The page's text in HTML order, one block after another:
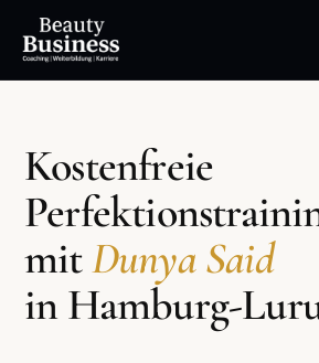
Kostenfreie
mitDunya Said
in Hamburg-